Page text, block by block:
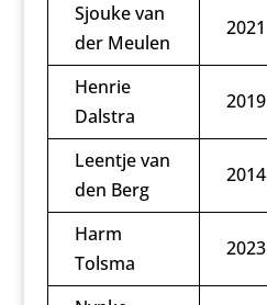
Sjouke van
der Meulen
2021
Henrie
Dalstra
2019
Leentje van
den Berg
2014
Harm
Tolsma
2023